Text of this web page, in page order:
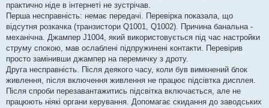
д
о
м
л
е
н
я
практично ніде в інтернеті не зустрічав.
Перша несправність: немає передачі. Перевірка показала, що
відсутня розкачка (транзистори Q1001, Q1002). Причина банальна -
механічна. Джампер J1004, який використовується під час настройки
струму спокою, мав ослаблені підпружинені контакти. Перевірив
просто замінивши джампер на перемичку з дроту.
Друга несправність. Після деякого часу, коли був вимкнений блок
живлення, після включення живлення не працює підсівтка дисплея.
Після спроби перезавантажитись підсвітка включається, але не
працюють ніякі органи керування. Допомагає скидання до заводських